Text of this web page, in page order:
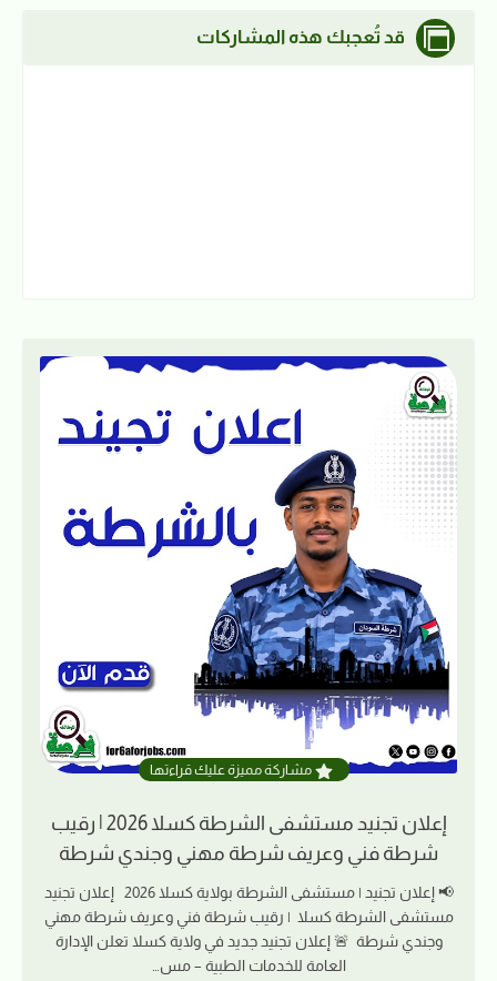
قد تُعجبك هذه المشاركات
مشاركة مميزة عليك قراءتها
إعلان تجنيد مستشفى الشرطة كسلا 2026 | رقيب
شرطة فني وعريف شرطة مهني وجندي شرطة
📢 إعلان تجنيد | مستشفى الشرطة بولاية كسلا 2026 إعلان تجنيد
مستشفى الشرطة كسلا | رقيب شرطة فني وعريف شرطة مهني
وجندي شرطة 🚨 إعلان تجنيد جديد في ولاية كسلا تعلن الإدارة
العامة للخدمات الطبية – مس…